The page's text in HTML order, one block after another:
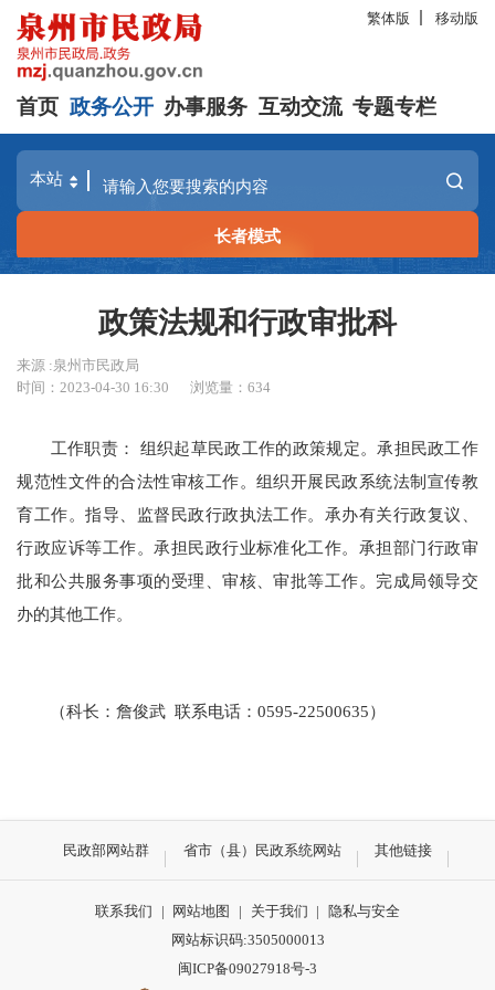
繁体版 移动版
首页 政务公开 办事服务 互动交流 专题专栏
长者模式
政策法规和行政审批科
来源 :泉州市民政局
时间：2023-04-30 16:30
浏览量：634
工作职责： 组织起草民政工作的政策规定。承担民政工作
规范性文件的合法性审核工作。组织开展民政系统法制宣传教
育工作。指导、监督民政行政执法工作。承办有关行政复议、
行政应诉等工作。承担民政行业标准化工作。承担部门行政审
批和公共服务事项的受理、审核、审批等工作。完成局领导交
办的其他工作。
（科长：詹俊武 联系电话：0595-22500635）
民政部网站群 省市（县）民政系统网站 其他链接
联系我们 | 网站地图 | 关于我们 |
隐私与安全
网站标识码:3505000013
闽ICP备09027918号-3